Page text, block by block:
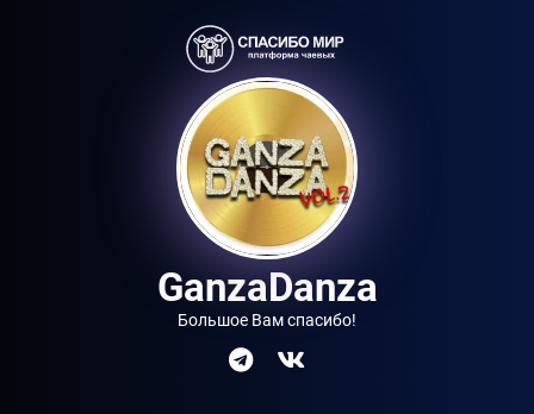
GanzaDanza
Большое Вам спасибо!